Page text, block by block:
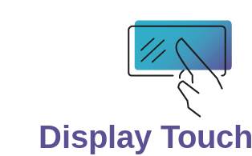
Display Touch